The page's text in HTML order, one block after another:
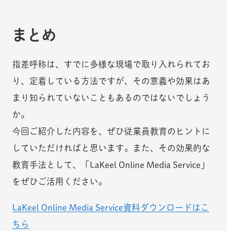
まとめ
指差呼称は、すでに多様な現場で取り入れられてお
り、定着している方法ですが、その意義や効果はあ
まり知られていないこともあるのではないでしょう
か。
今回ご紹介した内容を、ぜひ従業員教育のヒントに
していただければと思います。また、その効果的な
教育手法として、「LaKeel Online Media Service」
をぜひご活用ください。
LaKeel Online Media Service資料ダウンロードはこ
ちら